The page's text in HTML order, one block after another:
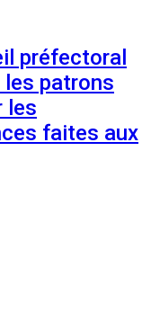
préfectoral
patrons
les
faites aux